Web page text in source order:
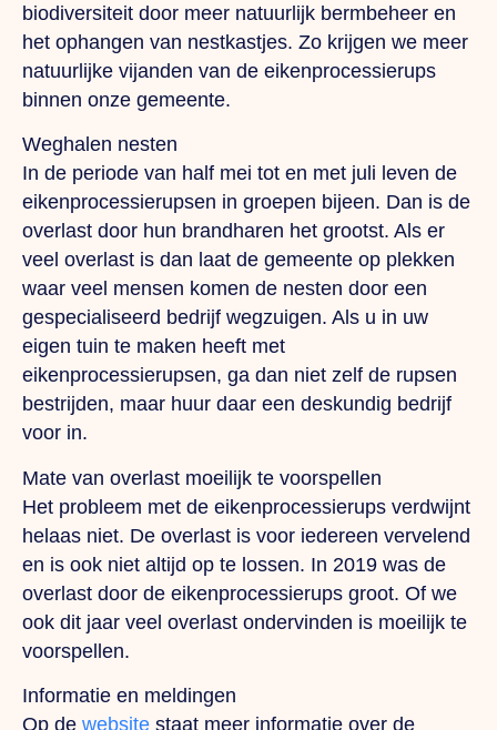
biodiversiteit door meer natuurlijk bermbeheer en
het ophangen van nestkastjes. Zo krijgen we meer
natuurlijke vijanden van de eikenprocessierups
binnen onze gemeente.
Weghalen nesten
In de periode van half mei tot en met juli leven de
eikenprocessierupsen in groepen bijeen. Dan is de
overlast door hun brandharen het grootst. Als er
veel overlast is dan laat de gemeente op plekken
waar veel mensen komen de nesten door een
gespecialiseerd bedrijf wegzuigen. Als u in uw
eigen tuin te maken heeft met
eikenprocessierupsen, ga dan niet zelf de rupsen
bestrijden, maar huur daar een deskundig bedrijf
voor in.
Mate van overlast moeilijk te voorspellen
Het probleem met de eikenprocessierups verdwijnt
helaas niet. De overlast is voor iedereen vervelend
en is ook niet altijd op te lossen. In 2019 was de
overlast door de eikenprocessierups groot. Of we
ook dit jaar veel overlast ondervinden is moeilijk te
voorspellen.
Informatie en meldingen
Op de website staat meer informatie over de